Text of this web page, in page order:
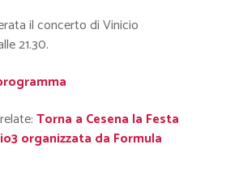
il concerto di Vinicio
21.30.
Torna a Cesena la Festa
organizzata da Formula